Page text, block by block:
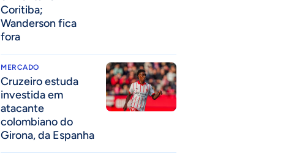
Coritiba;
Wanderson fica
fora
MERCADO
Cruzeiro estuda
investida em
atacante
colombiano do
Girona, da Espanha